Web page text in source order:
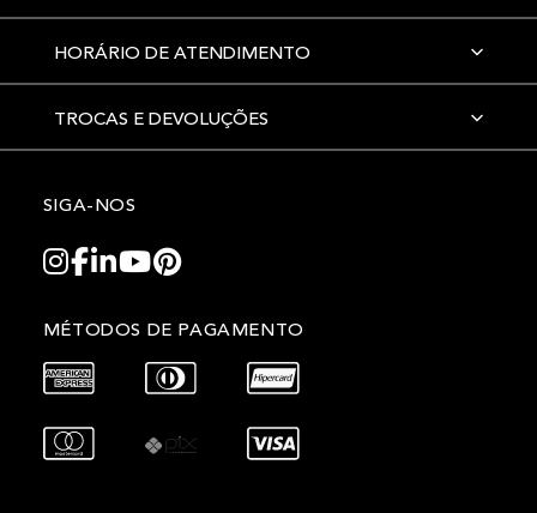
HORÁRIO DE ATENDIMENTO
TROCAS E DEVOLUÇÕES
SIGA-NOS
MÉTODOS DE PAGAMENTO